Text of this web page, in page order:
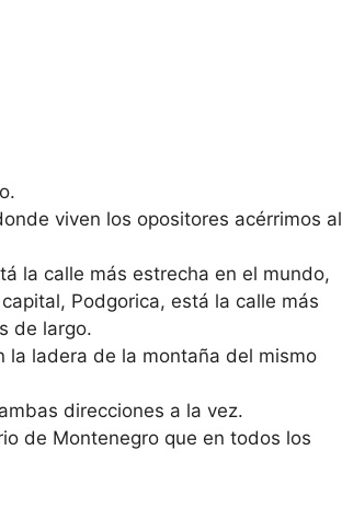
viven los opositores acérrimos al
la calle más estrecha en el mundo,
Podgorica, está la calle más
de largo.
la ladera de la montaña del mismo
direcciones a la vez.
de Montenegro que en todos los